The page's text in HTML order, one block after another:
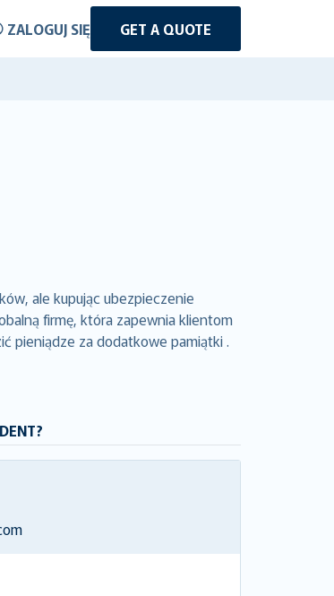
ZALOGUJ SIĘ
GET A QUOTE
ale kupując ubezpieczenie
firmę, która zapewnia klientom
pieniądze za dodatkowe pamiątki .